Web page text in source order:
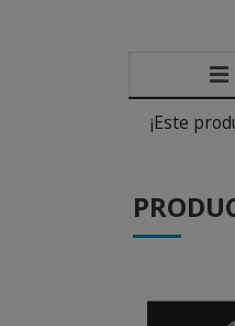
¡Este